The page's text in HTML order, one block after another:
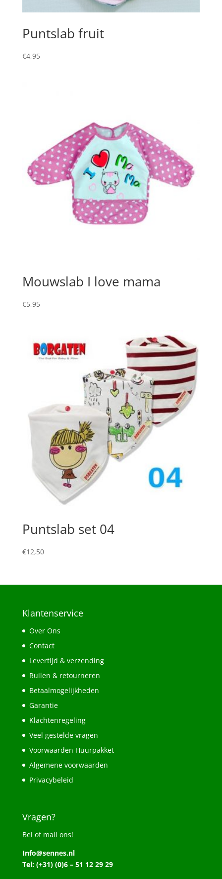
Puntslab fruit
€4,95
Mouwslab I love mama
€5,95
Puntslab set 04
€12,50
Klantenservice
Over Ons
Contact
Levertijd & verzending
Ruilen & retourneren
Betaalmogelijkheden
Garantie
Klachtenregeling
Veel gestelde vragen
Voorwaarden Huurpakket
Algemene voorwaarden
Privacybeleid
Vragen?
Bel of mail ons!
Info@sennes.nl
Tel: (+31) (0)6 – 51 12 29 29